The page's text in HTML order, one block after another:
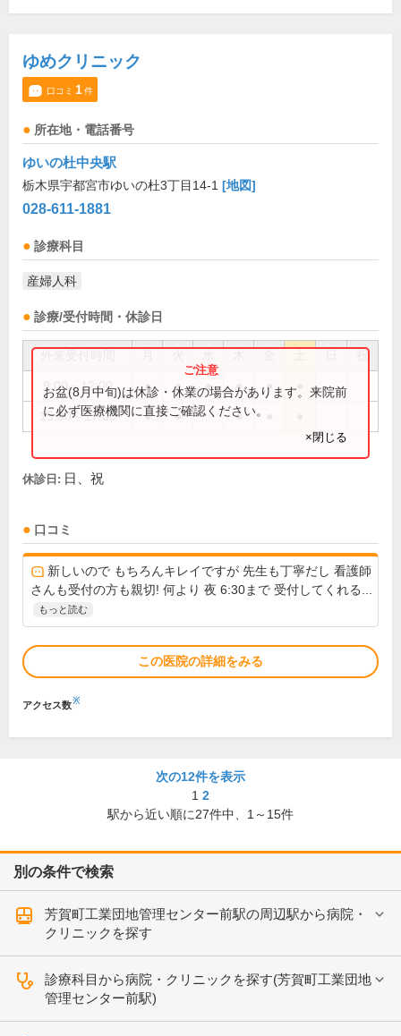
ゆめクリニック
口コミ 1件
所在地・電話番号
ゆいの杜中央駅
栃木県宇都宮市ゆいの杜3丁目14-1 [地図]
028-611-1881
診療科目
産婦人科
診療/受付時間・休診日
祝
9:00～12:00 ● ● ● ● ●
15:00～17:00 ● ● ●
お盆(8月中旬)は休診・休業の場合があります。来院前
に必ず医療機関に直接ご確認ください。
×閉じる
休診日: 日、祝
口コミ
新しいので もちろんキレイですが 先生も丁寧だし 看護師
さんも受付の方も親切! 何より 夜 6:30まで 受付してくれる...
もっと読む
この医院の詳細をみる
アクセス数※
次の12件を表示
1 2
駅から近い順に27件中、 1～15件
別の条件で検索
芳賀町工業団地管理センター前駅の周辺駅から病院・
クリニックを探す
診療科目から病院・クリニックを探す(芳賀町工業団地
管理センター前駅)